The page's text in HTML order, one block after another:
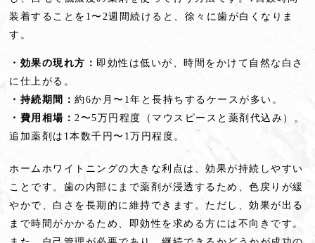
装着することを1〜2週間続けると、徐々に歯が白くなりま
す。
・効果の現れ方： 即効性は低いが、時間をかけて自然な白さ
に仕上がる。
・持続期間：約6か月〜1年と長持ちするケースが多い。
・費用相場：2〜5万円程度（マウスピースと薬剤代込み）。
追加薬剤は1本数千円〜1万円程度。
ホームホワイトニングの大きな利点は、効果が持続しやすい
ことです。歯の内部にまで薬剤が浸透するため、色戻りが緩
やかで、白さを長期的に維持できます。ただし、効果が出る
まで時間がかかるため、即効性を求める方には不向きです。